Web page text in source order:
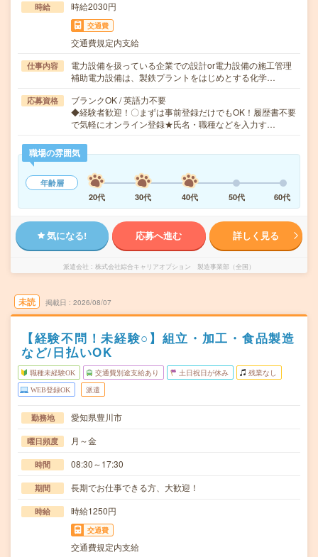
時給 時給2030円
交通費
交通費規定内支給
仕事内容
電力設備を扱っている企業での設計or電力設備の施工管理
補助電力設備は、製鉄プラントをはじめとする化学…
応募資格
ブランクOK / 英語力不要
◆経験者歓迎！〇まずは事前登録だけでもOK！履歴書不要
で気軽にオンライン登録★氏名・職種などを入力す…
職場の雰囲気
年齢層
20代
30代 40代 50代 60代
気になる! 応募へ進む 詳しく見る
派遣会社 株式会社綜合キャリアオプション 製造事業部（全国）
未読 掲載日 2026/08/07
【経験不問！未経験○】組立・加工・食品製造
など/日払いOK
職種未経験OK 交通費別途支給あり 土日祝日が休み 残業なし
WEB登録OK 派遣
勤務地 愛知県豊川市
曜日頻度 月～金
時間 08:30～17:30
期間 長期でお仕事できる方、大歓迎！
時給 時給1250円
交通費
交通費規定内支給